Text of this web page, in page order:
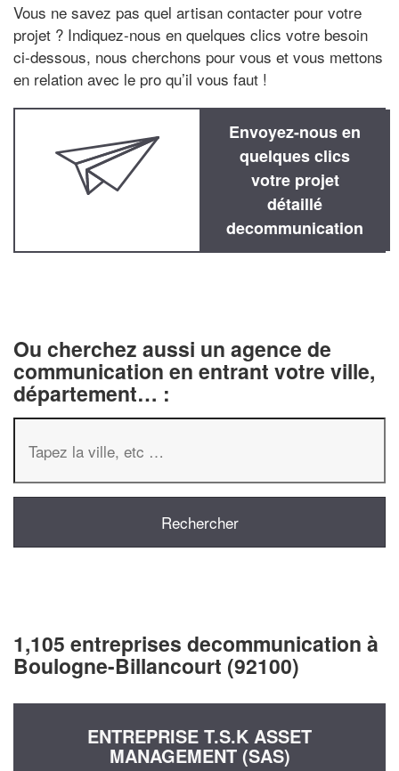
Vous ne savez pas quel artisan contacter pour votre
projet ? Indiquez-nous en quelques clics votre besoin
ci-dessous, nous cherchons pour vous et vous mettons
en relation avec le pro qu’il vous faut !
Envoyez-nous en
quelques clics
votre projet
détaillé
decommunication
Ou cherchez aussi un agence de
communication en entrant votre ville,
département… :
1,105 entreprises decommunication à
Boulogne-Billancourt (92100)
ENTREPRISE T.S.K ASSET
MANAGEMENT (SAS)